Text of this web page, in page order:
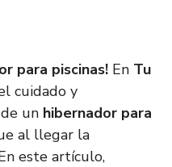
para piscinas! En Tu
cuidado y
un hibernador para
al llegar la
este artículo,